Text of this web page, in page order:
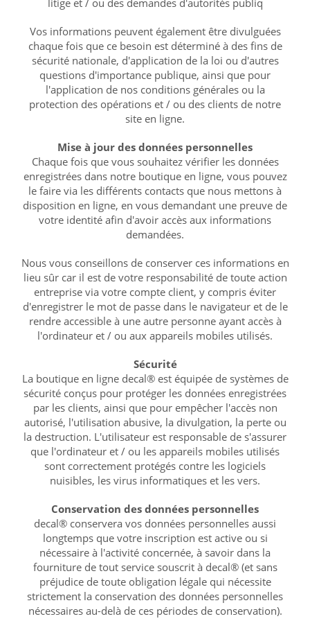
Vos informations peuvent également être divulguées
chaque fois que ce besoin est déterminé à des fins de
sécurité nationale, d'application de la loi ou d'autres
questions d'importance publique, ainsi que pour
l'application de nos conditions générales ou la
protection des opérations et / ou des clients de notre
site en ligne.
Mise à jour des données personnelles
Chaque fois que vous souhaitez vérifier les données
enregistrées dans notre boutique en ligne, vous pouvez
le faire via les différents contacts que nous mettons à
disposition en ligne, en vous demandant une preuve de
votre identité afin d'avoir accès aux informations
demandées.
Nous vous conseillons de conserver ces informations en
lieu sûr car il est de votre responsabilité de toute action
entreprise via votre compte client, y compris éviter
d'enregistrer le mot de passe dans le navigateur et de le
rendre accessible à une autre personne ayant accès à
l'ordinateur et / ou aux appareils mobiles utilisés.
Sécurité
La boutique en ligne decal® est équipée de systèmes de
sécurité conçus pour protéger les données enregistrées
par les clients, ainsi que pour empêcher l'accès non
autorisé, l'utilisation abusive, la divulgation, la perte ou
la destruction. L'utilisateur est responsable de s'assurer
que l'ordinateur et / ou les appareils mobiles utilisés
sont correctement protégés contre les logiciels
nuisibles, les virus informatiques et les vers.
Conservation des données personnelles
decal® conservera vos données personnelles aussi
longtemps que votre inscription est active ou si
nécessaire à l'activité concernée, à savoir dans la
fourniture de tout service souscrit à decal® (et sans
préjudice de toute obligation légale qui nécessite
strictement la conservation des données personnelles
nécessaires au-delà de ces périodes de conservation).